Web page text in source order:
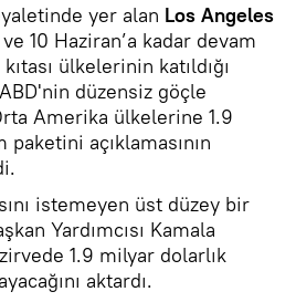
yer alan Los Angeles
10 Haziran’a kadar devam
ülkelerinin katıldığı
düzensiz göçle
Amerika ülkelerine 1.9
paketini açıklamasının
istemeyen üst düzey bir
Yardımcısı Kamala
1.9 milyar dolarlık
aktardı.